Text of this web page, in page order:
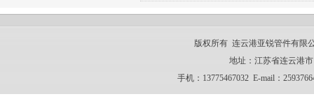
版权所有 连云港亚锐管件有
地址：江苏省连云港
手机：13775467032 E-mail：